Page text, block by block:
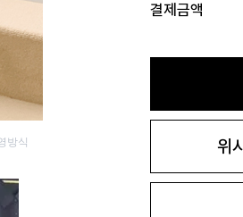
결제금액
위